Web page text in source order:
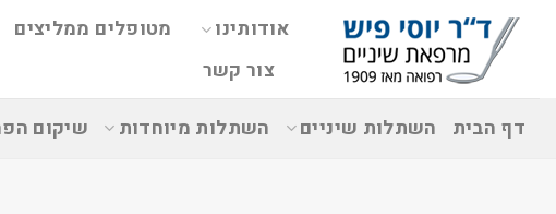
אודותינו מטופלים ממליצים
צור קשר
דף הבית השתלות שיניים השתלות מיוחדות שיקום